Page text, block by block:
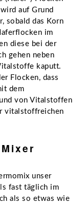
auf Grund
sobald das Korn
im
diese bei der
gehen neben
kaputt.
Flocken, dass
dem
von Vitalstoffen
vitalstoffreichen
unser
fast täglich im
als so etwas wie